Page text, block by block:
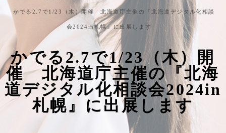
かでる2.7で1/23（木）開催 北海道庁主催の『北海道デジタル化相談
会2024in札幌』に出展します
かでる2.7で1/23（木）開
催 北海道庁主催の『北海
道デジタル化相談会2024in
札幌』に出展します